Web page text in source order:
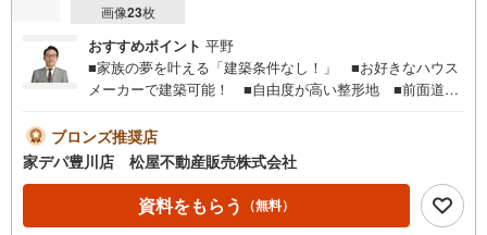
画像23枚
おすすめポイント 平野
■家族の夢を叶える「建築条件なし！」 ■お好きなハウス
メーカーで建築可能！ ■自由度が高い整形地 ■前面道路
屋不動産販売 のつよみ●・豊橋市・豊川市・知立市・浜松
市の4店舗営業中！三河エリア・遠州エリアの物件ならおま
かせください。新築戸建、中古戸建、中古マンション、土
地をお客様のご希望に合わせてご提案いたします！・中古
物件のリフォーム実績多数！中古物件をご購入の際、約7
ブロンズ推奨店
家デパ豊川店 松屋不動産販売株式会社
資料をもらう （無料）